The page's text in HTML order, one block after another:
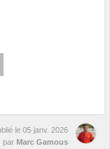
le 05 janv. 2026
par Marc Gamous